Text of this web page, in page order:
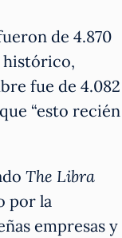
de 4.870
histórico,
fue de 4.082
“esto recién
The Libra
por la
empresas y